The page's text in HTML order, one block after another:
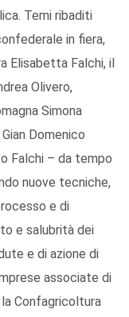
Temi ribaditi
in fiera,
Elisabetta Falchi, il
Olivero,
Simona
Domenico
Falchi – da tempo
nuove tecniche,
e di
e salubrità dei
e di azione di
associate di
Confagricoltura